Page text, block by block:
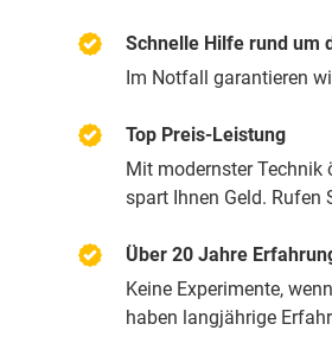
Schnelle Hilfe rund um
Im Notfall garantieren
Top Preis-Leistung
Mit modernster
spart Ihnen Geld. Rufen
Über 20 Jahre
Keine Experimente,
haben langjährige